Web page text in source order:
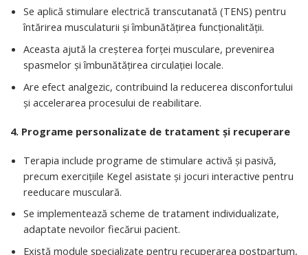
Se aplică stimulare electrică transcutanată (TENS) pentru
întărirea musculaturii și îmbunătățirea funcționalității.
Aceasta ajută la creșterea forței musculare, prevenirea
spasmelor și îmbunătățirea circulației locale.
Are efect analgezic, contribuind la reducerea disconfortului
și accelerarea procesului de reabilitare.
4. Programe personalizate de tratament și recuperare
Terapia include programe de stimulare activă și pasivă,
precum exercițiile Kegel asistate și jocuri interactive pentru
reeducare musculară.
Se implementează scheme de tratament individualizate,
adaptate nevoilor fiecărui pacient.
Există module specializate pentru recuperarea postpartum,